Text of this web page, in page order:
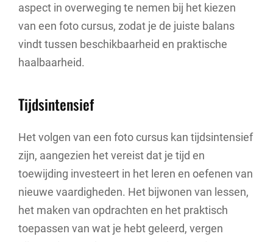
aspect in overweging te nemen bij het kiezen
van een foto cursus, zodat je de juiste balans
vindt tussen beschikbaarheid en praktische
haalbaarheid.
Tijdsintensief
Het volgen van een foto cursus kan tijdsintensief
zijn, aangezien het vereist dat je tijd en
toewijding investeert in het leren en oefenen van
nieuwe vaardigheden. Het bijwonen van lessen,
het maken van opdrachten en het praktisch
toepassen van wat je hebt geleerd, vergen